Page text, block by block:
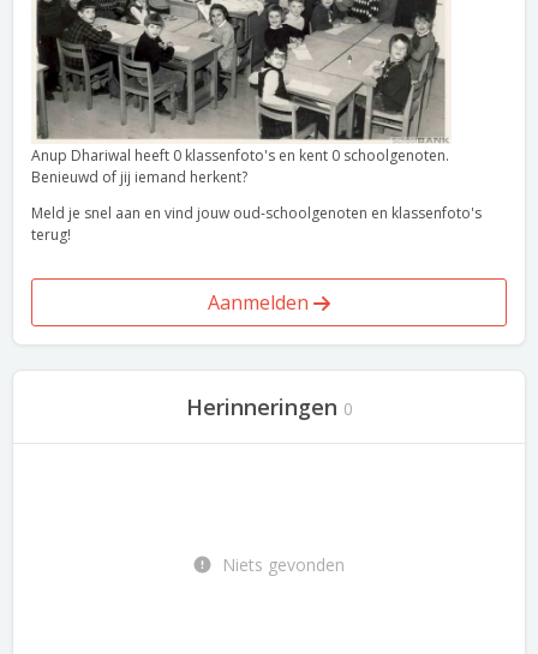
Anup Dhariwal heeft 0 klassenfoto's en kent 0 schoolgenoten.
Benieuwd of jij iemand herkent?
Meld je snel aan en vind jouw oud-schoolgenoten en klassenfoto's
terug!
Aanmelden
Herinneringen 0
Niets gevonden